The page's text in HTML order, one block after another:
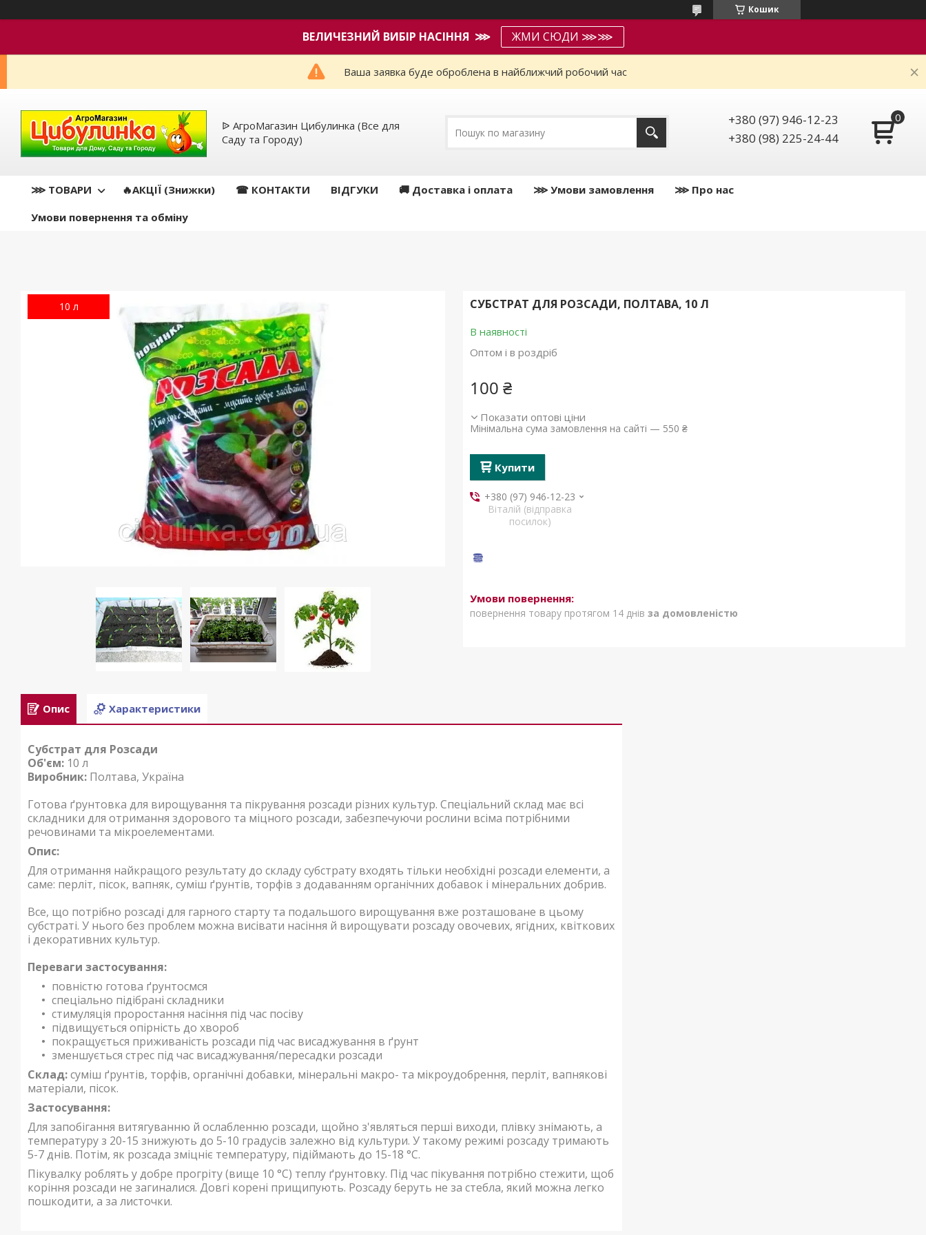
Кошик
ВЕЛИЧЕЗНИЙ ВИБІР НАСІННЯ ⋙ ЖМИ СЮДИ ⋙⋙
Ваша заявка буде оброблена в найближчий робочий час
ᐉ АгроМагазин Цибулинка (Все для
Саду та Городу)
+380 (97) 946-12-23
+380 (98) 225-24-44
⋙ ТОВАРИ 🔥АКЦІЇ (Знижки) ☎ КОНТАКТИ ВІДГУКИ 🚚 Доставка і оплата ⋙ Умови замовлення
⋙ Про нас
Умови повернення та обміну
10 л СУБСТРАТ ДЛЯ РОЗСАДИ, ПОЛТАВА, 10 Л
В наявності
Оптом і в роздріб
100 ₴
Показати оптові ціни
Мінімальна сума замовлення на сайті — 550 ₴
Купити
+380 (97) 946-12-23
Віталій (відправка
посилок)
повернення товару протягом 14 днів за домовленістю
Опис Характеристики
Субстрат для Розсади
Об'єм: 10 л
Виробник: Полтава, Україна
Готова ґрунтовка для вирощування та пікрування розсади різних культур. Спеціальний склад має всі
складники для отримання здорового та міцного розсади, забезпечуючи рослини всіма потрібними
речовинами та мікроелементами.
Опис:
Для отримання найкращого результату до складу субстрату входять тільки необхідні розсади елементи, а
саме: перліт, пісок, вапняк, суміш ґрунтів, торфів з додаванням органічних добавок і мінеральних добрив.
Все, що потрібно розсаді для гарного старту та подальшого вирощування вже розташоване в цьому
субстраті. У нього без проблем можна висівати насіння й вирощувати розсаду овочевих, ягідних, квіткових
і декоративних культур.
Переваги застосування:
повністю готова ґрунтосмся
спеціально підібрані складники
стимуляція проростання насіння під час посіву
підвищується опірність до хвороб
покращується приживаність розсади під час висаджування в ґрунт
зменшується стрес під час висаджування/пересадки розсади
Склад:суміш ґрунтів, торфів, органічні добавки, мінеральні макро- та мікроудобрення, перліт, вапнякові
матеріали, пісок.
Застосування:
Для запобігання витягуванню й ослабленню розсади, щойно з'являться перші виходи, плівку знімають, а
температуру з 20-15 знижують до 5-10 градусів залежно від культури. У такому режимі розсаду тримають
5-7 днів. Потім, як розсада зміцніє температуру, підіймають до 15-18 °C.
Пікувалку роблять у добре прогріту (вище 10 °C) теплу ґрунтовку. Під час пікування потрібно стежити, щоб
коріння розсади не загиналися. Довгі корені прищипують. Розсаду беруть не за стебла, який можна легко
пошкодити, а за листочки.